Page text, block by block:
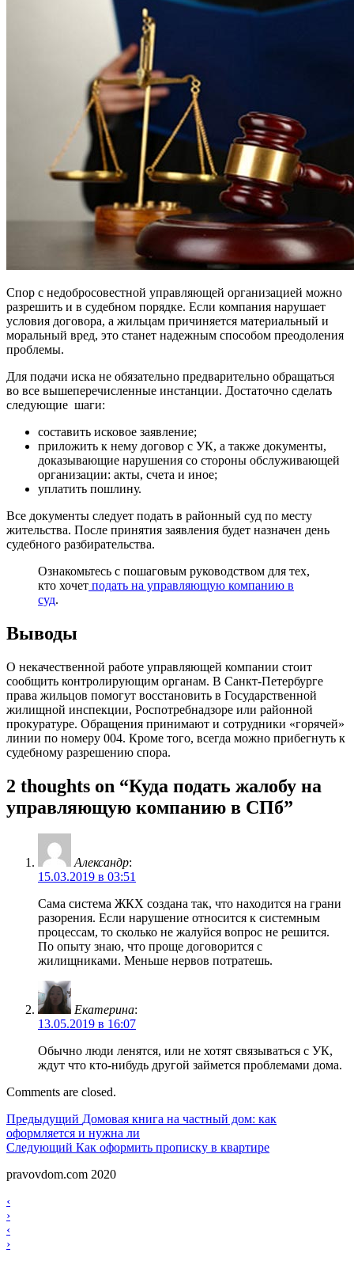
Спор с недобросовестной управляющей организацией можно
разрешить и в судебном порядке. Если компания нарушает
условия договора, а жильцам причиняется материальный и
моральный вред, это станет надежным способом преодоления
проблемы.
Для подачи иска не обязательно предварительно обращаться
во все вышеперечисленные инстанции. Достаточно сделать
следующие шаги:
составить исковое заявление;
приложить к нему договор с УК, а также документы,
доказывающие нарушения со стороны обслуживающей
организации: акты, счета и иное;
уплатить пошлину.
Все документы следует подать в районный суд по месту
жительства. После принятия заявления будет назначен день
судебного разбирательства.
Ознакомьтесь с пошаговым руководством для тех,
кто хочет подать на управляющую компанию в
суд.
Выводы
О некачественной работе управляющей компании стоит
сообщить контролирующим органам. В Санкт-Петербурге
права жильцов помогут восстановить в Государственной
жилищной инспекции, Роспотребнадзоре или районной
прокуратуре. Обращения принимают и сотрудники «горячей»
линии по номеру 004. Кроме того, всегда можно прибегнуть к
судебному разрешению спора.
2 thoughts on “Куда подать жалобу на
управляющую компанию в СПб”
Александр:
15.03.2019 в 03:51
Сама система ЖКХ создана так, что находится на грани
разорения. Если нарушение относится к системным
процессам, то сколько не жалуйся вопрос не решится.
По опыту знаю, что проще договорится с
жилищниками. Меньше нервов потратешь.
Екатерина:
13.05.2019 в 16:07
Обычно люди ленятся, или не хотят связываться с УК,
ждут что кто-нибудь другой займется проблемами дома.
Comments are closed.
Навигация
по
записям
Предыдущий Предыдущий
Домовая книга на частный дом: как
оформляется и нужна ли
Следующий Следующий
Как оформить прописку в квартире
pravovdom.com 2020
Scroll
Up
Навигация
по
записям
‹
›
Навигация
по
‹
›